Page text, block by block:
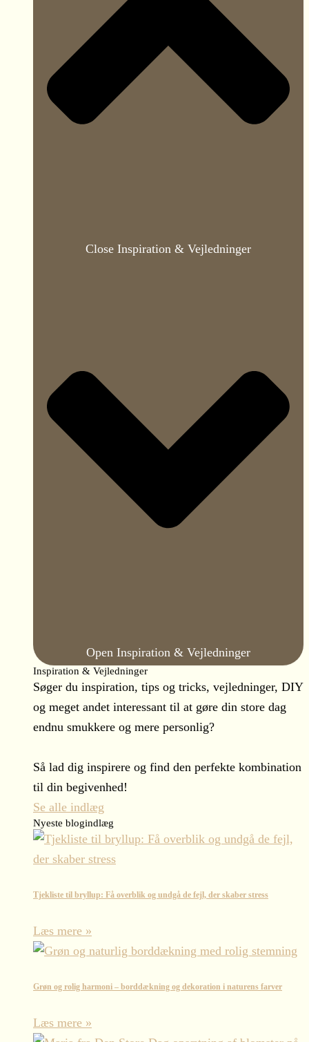
Close Inspiration & Vejledninger
Open Inspiration & Vejledninger
Inspiration & Vejledninger
Søger du inspiration, tips og tricks, vejledninger, DIY
og meget andet interessant til at gøre din store dag
endnu smukkere og mere personlig?
Så lad dig inspirere og find den perfekte kombination
til din begivenhed!
Se alle indlæg
Nyeste blogindlæg
Tjekliste til bryllup: Få overblik og undgå de fejl, der skaber stress
Læs mere »
Grøn og rolig harmoni – borddækning og dekoration i naturens farver
Læs mere »